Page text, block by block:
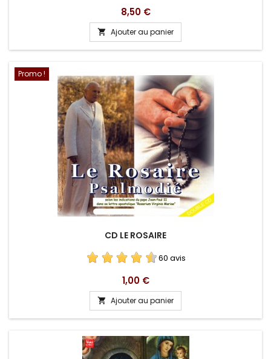
Prix
8,50 €
 Ajouter au panier
Promo !
CD LE ROSAIRE
60 avis
Prix
1,00 €
 Ajouter au panier